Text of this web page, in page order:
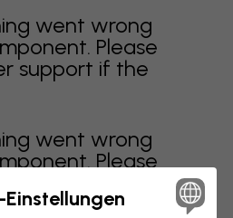
went wrong
Please
support if the
went wrong
Please
support if the